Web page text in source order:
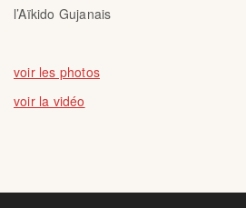
l’Aïkido Gujanais
voir les photos
voir la vidéo